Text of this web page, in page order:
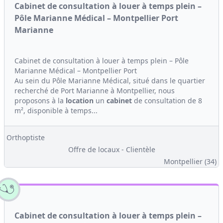
Cabinet de consultation à louer à temps plein –
Pôle Marianne Médical – Montpellier Port
Marianne
Cabinet de consultation à louer à temps plein – Pôle
Marianne Médical – Montpellier Port
Au sein du Pôle Marianne Médical, situé dans le quartier
recherché de Port Marianne à Montpellier, nous
proposons à la location un cabinet de consultation de 8
m², disponible à temps...
Orthoptiste
Offre de locaux - Clientèle
Montpellier (34)
Cabinet de consultation à louer à temps plein –